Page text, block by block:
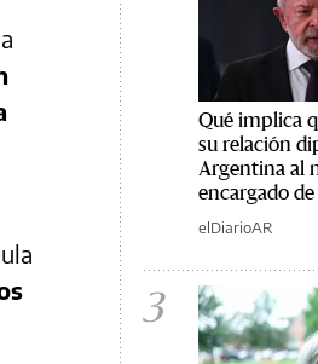
Qué implica
su relación
Argentina al
encargado
elDiarioAR
3